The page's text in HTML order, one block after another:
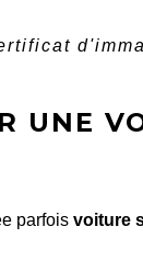
UNE
parfois voiture